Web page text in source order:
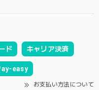
ド キャリア決済
easy
お支払い方法について